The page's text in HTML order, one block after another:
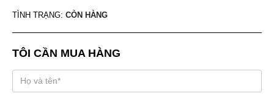
TÌNH TRẠNG: CÒN HÀNG
TÔI CẦN MUA HÀNG